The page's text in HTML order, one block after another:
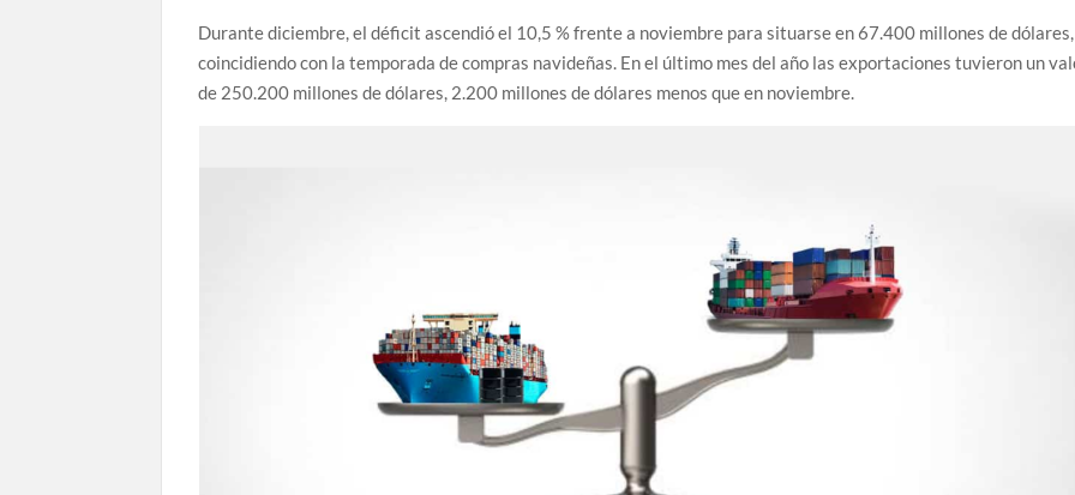
Durante diciembre, el déficit ascendió el 10,5 % frente a noviembre para situarse en 67.400 millones de dólares,
coincidiendo con la temporada de compras navideñas. En el último mes del año las exportaciones tuvieron un
de 250.200 millones de dólares, 2.200 millones de dólares menos que en noviembre.